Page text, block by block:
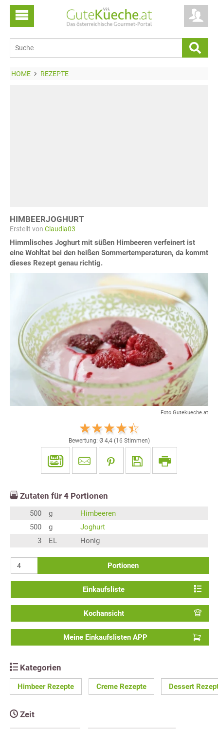
HOME REZEPTE
HIMBEERJOGHURT
Erstellt von Claudia03
Himmlisches Joghurt mit süßen Himbeeren verfeinert ist
eine Wohltat bei den heißen Sommertemperaturen, da kommt
dieses Rezept genau richtig.
Foto Gutekueche.at
Bewertung: Ø 4,4(16 Stimmen)
Zutaten für 4 Portionen
500 g
Himbeeren
500
g
Joghurt
3
EL Honig
Portionen
Einkaufsliste
Kochansicht
Meine Einkaufslisten APP
Kategorien
Himbeer Rezepte Creme Rezepte Dessert
Zeit